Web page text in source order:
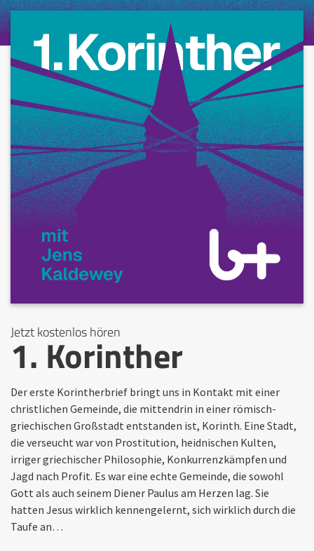
Jetzt kostenlos hören
1. Korinther
Der erste Korintherbrief bringt uns in Kontakt mit einer
christlichen Gemeinde, die mittendrin in einer römisch-
griechischen Großstadt entstanden ist, Korinth. Eine Stadt,
die verseucht war von Prostitution, heidnischen Kulten,
irriger griechischer Philosophie, Konkurrenzkämpfen und
Jagd nach Profit. Es war eine echte Gemeinde, die sowohl
Gott als auch seinem Diener Paulus am Herzen lag. Sie
hatten Jesus wirklich kennengelernt, sich wirklich durch die
Taufe an…